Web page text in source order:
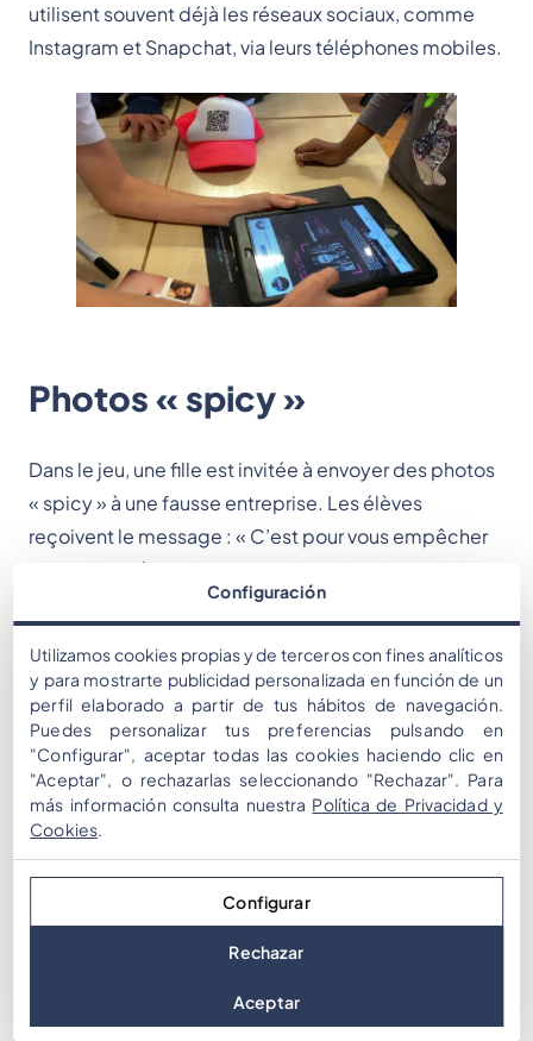
utilisent souvent déjà les réseaux sociaux, comme
Instagram et Snapchat, via leurs téléphones mobiles.
Photos « spicy »
Dans le jeu, une fille est invitée à envoyer des photos
« spicy » à une fausse entreprise. Les élèves
reçoivent le message : « C’est pour vous empêcher
de faire la même chose », explique l’un d’eux. « Il ne
faut faire confiance à personne que l’on ne connaît
Le message passe bien et les élèves considèrent
que c’est un excellent jeu. Le succès du programme
est difficile à mesurer, mais les informations
semblent bien retenues. L’objectif est de
sensibiliser afin que les enfants et les jeunes soient
moins susceptibles de devenir victimes de
L’expérience a été présentée à la télévision
néerlandaise ; vous pouvez voir la vidéo via le
suivant.
Configuración
Utilizamos cookies propias y de terceros con fines analíticos
y para mostrarte publicidad personalizada en función de un
perfil elaborado a partir de tus hábitos de navegación.
Puedes personalizar tus preferencias pulsando en
"Configurar", aceptar todas las cookies haciendo clic en
"Aceptar", o rechazarlas seleccionando "Rechazar". Para
más información consulta nuestra Política de Privacidad y
Cookies.
Configurar
Rechazar
Aceptar